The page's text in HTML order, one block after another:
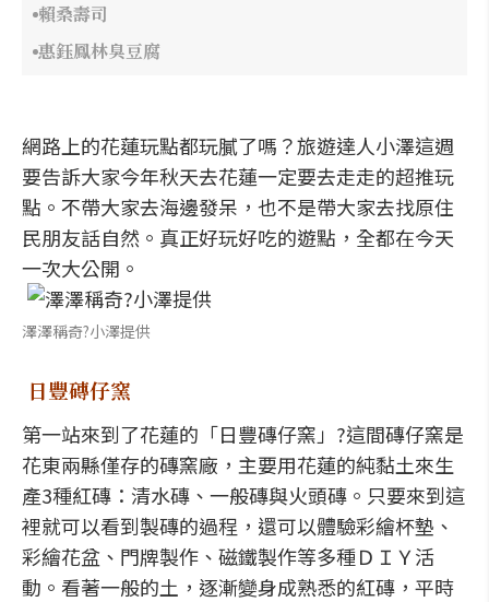
賴桑壽司
惠鈺鳳林臭豆腐
網路上的花蓮玩點都玩膩了嗎？旅遊達人小澤這週
要告訴大家今年秋天去花蓮一定要去走走的超推玩
點。不帶大家去海邊發呆，也不是帶大家去找原住
民朋友話自然。真正好玩好吃的遊點，全都在今天
一次大公開。
澤澤稱奇?小澤提供
日豐磚仔窯
第一站來到了花蓮的「日豐磚仔窯」?這間磚仔窯是
花東兩縣僅存的磚窯廠，主要用花蓮的純黏土來生
產3種紅磚：清水磚、一般磚與火頭磚。只要來到這
裡就可以看到製磚的過程，還可以體驗彩繪杯墊、
彩繪花盆、門牌製作、磁鐵製作等多種ＤＩＹ活
動。看著一般的土，逐漸變身成熟悉的紅磚，平時